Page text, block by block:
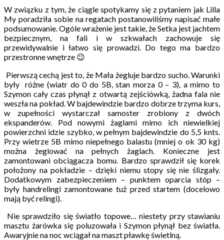
W związku z tym, że ciągle spotykamy się z pytaniem jak Lilla
My poradziła sobie na regatach postanowiliśmy napisać małe
podsumowanie. Ogóle wrażenie jest takie, że Setka jest jachtem
bezpiecznym, na fali i w szkwałach zachowuje się
przewidywalnie i łatwo się prowadzi. Do tego ma bardzo
przestronne wnętrze 😉
Pierwszą cechą jest to, że Mała żegluje bardzo sucho. Warunki
były różne (wiatr do 0 do 5B, stan morza 0 – 3), a mimo to
Szymon cały czas płynął z otwartą zejściówką, żadna fala nie
weszła na pokład. W bajdewindzie bardzo dobrze trzyma kurs,
w zupełności wystarczał samoster zrobiony z dwóch
ekspanderów. Pod nowymi żaglami mimo ich niewielkiej
powierzchni idzie szybko, w pełnym bajdewindzie do 5,5 knts.
Przy wietrze 5B mimo niepełnego balastu (mniej o ok 30 kg)
można żeglować na pełnych żaglach. Konieczne jest
zamontowani obciągacza bomu. Bardzo sprawdził się korek
położony na pokładzie – dzięki niemu stopy się nie ślizgały.
Dodatkowym zabezpieczeniem – punktem oparcia stóp –
były handrelingi zamontowane tuż przed startem (docelowo
mają być relingi).
Nie sprawdziło się światło topowe… niestety przy stawianiu
masztu żarówka się poluzowała i Szymon płynął bez światła.
Awaryjnie na noc wciągał na maszt pławkę świetlną.